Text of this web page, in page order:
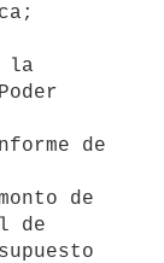
de
de
de